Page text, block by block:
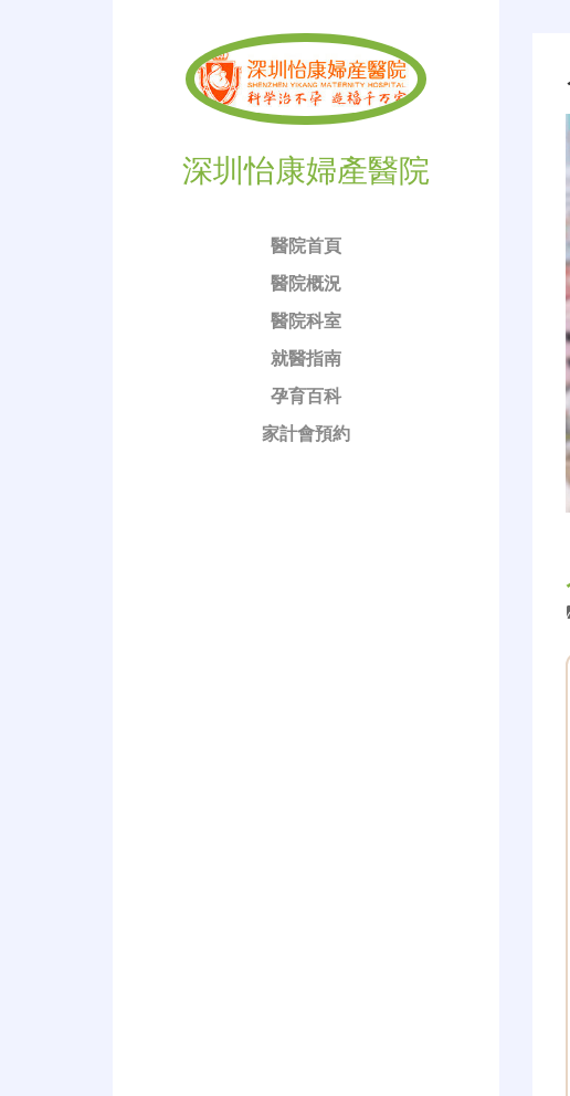
深圳怡康婦產醫院
醫院首頁
醫院概況
醫院科室
就醫指南
孕育百科
家計會預約